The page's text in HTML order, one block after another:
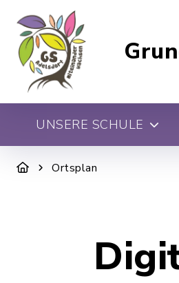
UNSERE SCHULE
Ortsplan